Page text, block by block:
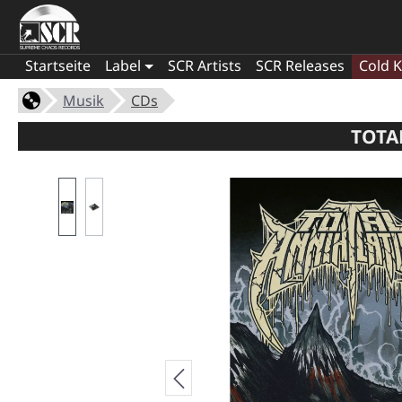
Startseite Label SCR Artists SCR Releases Cold
Musik
CDs